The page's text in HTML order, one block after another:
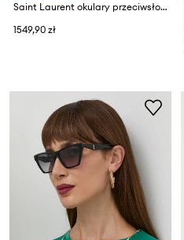
Saint Laurent okulary przeciwsłoneczne
1549,90 zł